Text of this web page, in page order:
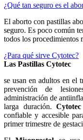
¿Qué tan seguro es el
El aborto con pastillas
seguro. Es poco común
todos los procedimientos
¿Para qué sirve Cytotec?
Las Pastillas Cytotec
se usan en adultos en el
prevención de
administración de
larga duración. Cytotec
confiable y accesible
primer trimestre de